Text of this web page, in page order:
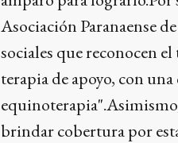
Asociación Paranaense
sociales que reconocen
terapia de apoyo, con
brindar cobertura por